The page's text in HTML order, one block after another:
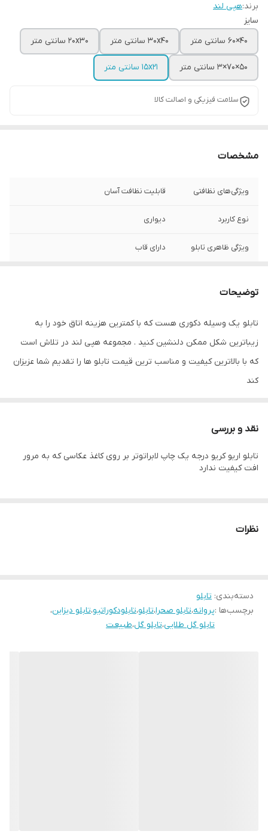
برند:هپی لند
سایز
40×60 سانتی متر
30x40 سانتی متر 20x30 سانتی متر
50×70×3 سانتی متر 15x21 سانتی متر
سلامت فیزیکی و اصالت کالا
مشخصات
ویژگی‌های نظافتی قابلیت نظافت آسان
نوع کاربرد دیواری
ویژگی ظاهری تابلو دارای قاب
توضیحات
تابلو یک وسیله دکوری هست که با کمترین هزینه اتاق خود را به
زیباترین شکل ممکن دلنشین کنید . مجموعه هپی لند در تلاش است
که با بالاترین کیفیت و مناسب ترین قیمت تابلو ها را تقدیم شما عزیزان
کند
زمان رنگ ان تغییر نمیکند وجنس قاب شمش اریو از نوع بهترین جنس
قاب میباشد
رنگ قابها قابل تغییر است و میتوانید برای تغییر آن به پشتیبانی تماس
نقد و بررسی
تابلو اریو کریو درجه یک چاپ لابراتوتر بر روی کاغذ عکاسی که به مرور
افت کیفیت ندارد
نظرات
دسته‌بندی: تابلو
برچسب‌ها :پروانه،تابلو صحرا،تابلو،تابلودکوراتیو،تابلو دیزاین،
تابلو گل طلایی،تابلو گل،طبیعت